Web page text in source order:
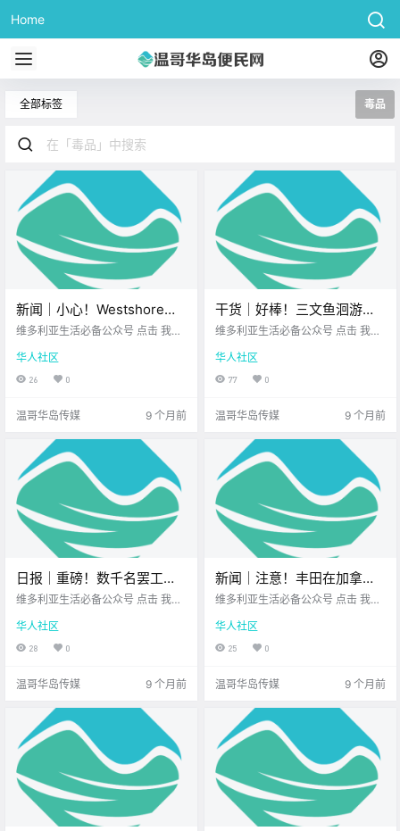
Home
全部标签 毒品
新闻｜小心！Westshore地
区电动车充电线接连遭窃，
物馆重返维多利亚市中心！
维多利亚生活必备公众号 点击 我在
想一直在你身边 大家周一好呀~ 新
的一周从中秋节开始 月圆人团圆的
华人社区
26 0
温哥华岛传媒 9 个月前
干货｜好棒！三文鱼洄游的
季节来了，维多利亚的最佳
维多利亚生活必备公众号 点击 我在
想一直在你身边 自然爱好者们 准备
好迎接一场 超赞的自然奇观吧 Gold
华人社区
77 0
温哥华岛传媒 9 个月前
日报｜重磅！数千名罢工工
人走上维多利亚街头，爆发
再度上诉，挑战BC省短租新
规！
维多利亚生活必备公众号 点击 我在
想一直在你身边 公元2025年10月6
日 农历8月15日 星期一 天秤座 <
今日黄历 > 维多利亚本周气象预报
华人社区
28 0
温哥华岛传媒 9 个月前
新闻｜注意！丰田在加拿大
召回3万辆车！BC省公职人
商店！
维多利亚生活必备公众号 点击 我在
想一直在你身边 大家周二好呀~ 希
望你这周开头顺利 有一点小期待 有
一点好心情！ 一起来看看 今天的新
华人社区
25 0
温哥华岛传媒 9 个月前